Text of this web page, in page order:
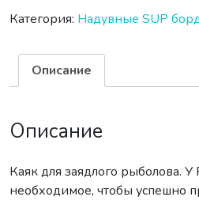
Категория: Надувные SUP
Описание
Описание
Каяк для заядлого рыболова. У
необходимое, чтобы успешно